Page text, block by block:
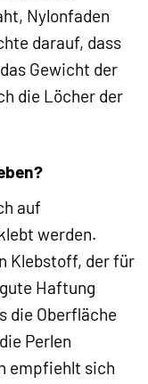
Nylonfaden
darauf, dass
Gewicht der
die Löcher der
auf
werden.
Klebstoff, der für
Haftung
die Oberfläche
Perlen
empfiehlt sich